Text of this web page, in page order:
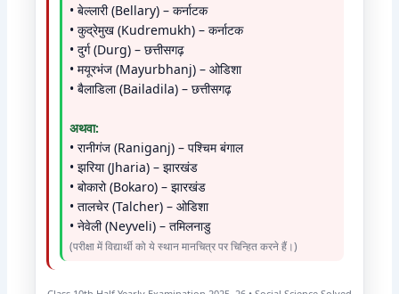
• बेल्लारी (Bellary) – कर्नाटक
• कुद्रेमुख (Kudremukh) – कर्नाटक
• दुर्ग (Durg) – छत्तीसगढ़
• मयूरभंज (Mayurbhanj) – ओडिशा
• बैलाडिला (Bailadila) – छत्तीसगढ़
अथवा:
• रानीगंज (Raniganj) – पश्चिम बंगाल
• झरिया (Jharia) – झारखंड
• बोकारो (Bokaro) – झारखंड
• तालचेर (Talcher) – ओडिशा
• नेवेली (Neyveli) – तमिलनाडु
(परीक्षा में विद्यार्थी को ये स्थान मानचित्र पर चिन्हित करने हैं।)